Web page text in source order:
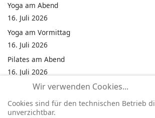
Yoga am Abend
16. Juli 2026
Yoga am Vormittag
16. Juli 2026
Pilates am Abend
16. Juli 2026
Jumping Fitness Intervall
16. Juli 2026
Jumping Fitness Erwachsene
Wir verwenden Cookies...
Cookies sind für den technischen Betrieb
unverzichtbar.